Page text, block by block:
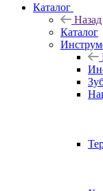
Каталог
Назад
Каталог